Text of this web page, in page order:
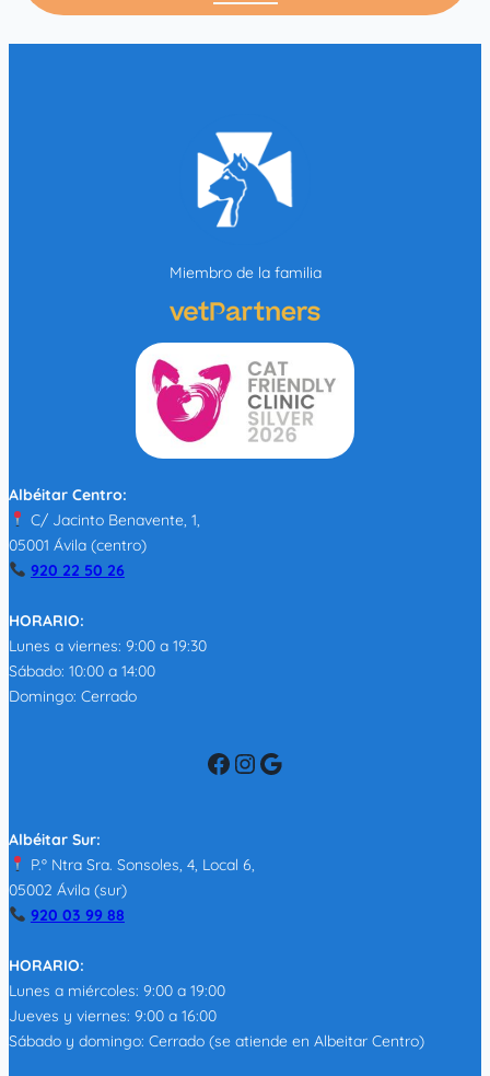
Miembro de la familia
Albéitar Centro:
C/ Jacinto Benavente, 1,
05001 Ávila (centro)
920 22 50 26
HORARIO:
Lunes a viernes: 9:00 a 19:30
Sábado: 10:00 a 14:00
Domingo: Cerrado
Facebook InstagramGoogle
Albéitar Sur:
P.º Ntra Sra. Sonsoles, 4, Local 6,
05002 Ávila (sur)
920 03 99 88
HORARIO:
Lunes a miércoles: 9:00 a 19:00
Jueves y viernes: 9:00 a 16:00
Sábado y domingo: Cerrado (se atiende en Albeitar Centro)